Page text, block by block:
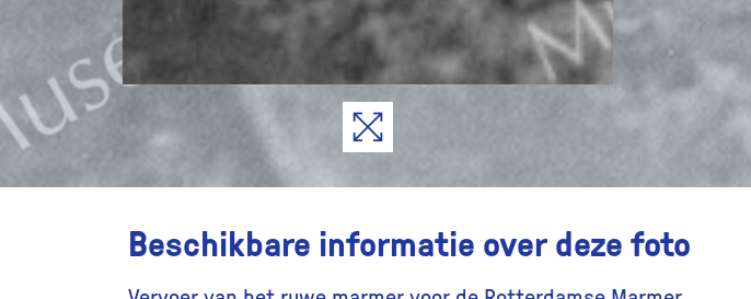
Beschikbare informatie over deze foto